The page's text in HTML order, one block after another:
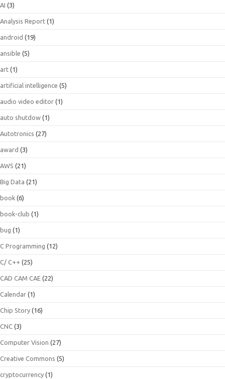
AI (3)
Analysis Report (1)
android (19)
ansible (5)
art (1)
artificial intelligence (5)
audio video editor (1)
auto shutdow (1)
Autotronics (27)
award (3)
AWS (21)
Big Data (21)
book (6)
book-club (1)
bug (1)
C Programming (12)
C/ C++ (25)
CAD CAM CAE (22)
Calendar (1)
Chip Story (16)
CNC (3)
Computer Vision (27)
Creative Commons (5)
cryptocurrency (1)